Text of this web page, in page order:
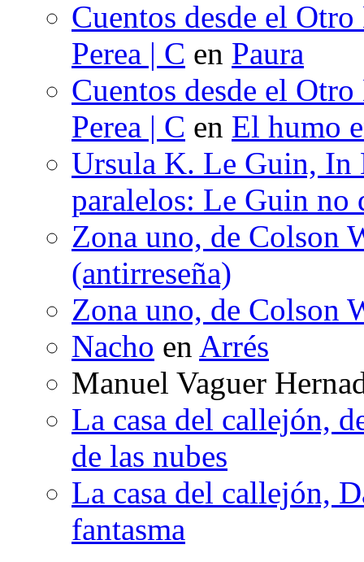
Cuentos desde el
Perea | C en Paura
Cuentos desde el
Perea | C en El humo
Ursula K. Le Guin, In
paralelos: Le Guin no
Zona uno, de Colson
(antirreseña)
Zona uno, de Colson
Nacho en Arrés
Manuel Vaguer
La casa del callejón,
de las nubes
La casa del callejón,
fantasma